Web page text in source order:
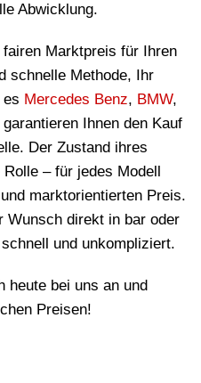
Abwicklung.
Marktpreis für Ihren
schnelle Methode, Ihr
es Mercedes Benz, BMW,
Ihnen den Kauf
Der Zustand ihres
– für jedes Modell
marktorientierten Preis.
Wunsch direkt in bar oder
und unkompliziert.
heute bei uns an und
Preisen!